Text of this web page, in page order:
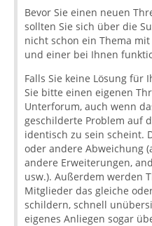
Bevor Sie einen neuen
sollten Sie sich über die
nicht schon ein Thema
und einer bei Ihnen
Falls Sie keine Lösung für
Sie bitte einen eigenen
Unterforum, auch wenn
geschilderte Problem auf
identisch zu sein scheint.
oder andere Abweichung
andere Erweiterungen,
usw.). Außerdem werden
Mitglieder das gleiche
schildern, schnell
eigenes Anliegen sogar